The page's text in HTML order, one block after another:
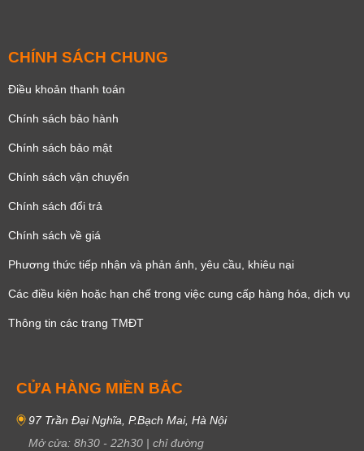
CHÍNH SÁCH CHUNG
Điều khoản thanh toán
Chính sách bảo hành
Chính sách bảo mật
Chính sách vận chuyển
Chính sách đổi trả
Chính sách về giá
Phương thức tiếp nhận và phản ánh, yêu cầu, khiêu nại
Các điều kiện hoặc hạn chế trong việc cung cấp hàng hóa, dịch vụ
Thông tin các trang TMĐT
CỬA HÀNG MIỀN BẮC
97 Trần Đại Nghĩa, P.Bạch Mai, Hà Nội
Mở cửa: 8h30 - 22h30 | chỉ đường